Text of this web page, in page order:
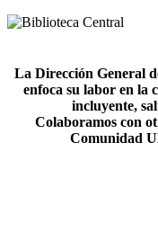
La Dirección General
enfoca su labor en la
incluyente,
Colaboramos con
Comunidad